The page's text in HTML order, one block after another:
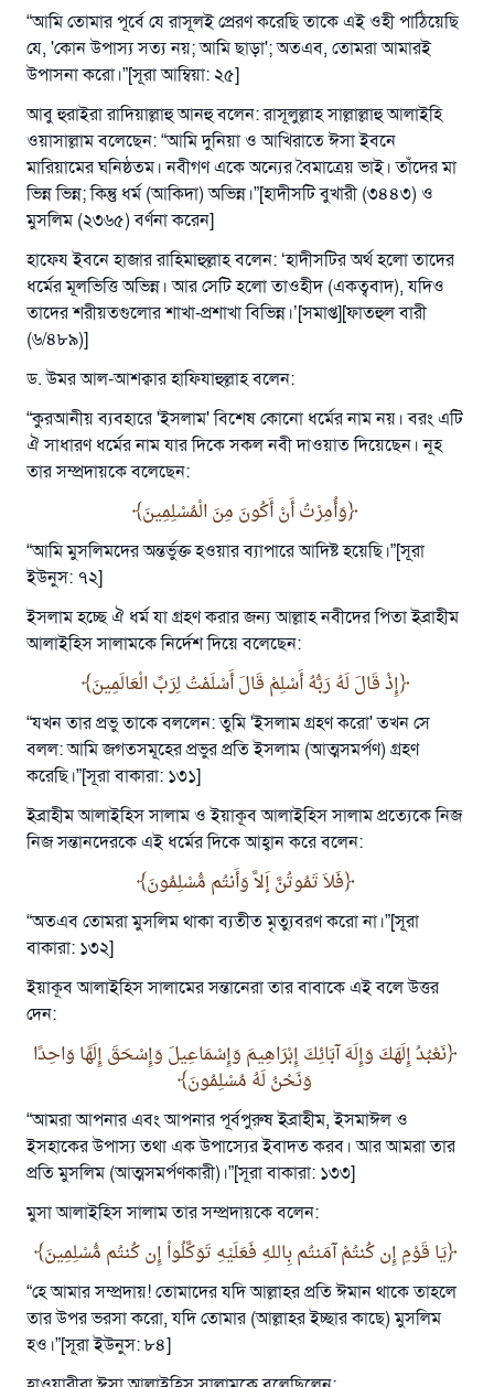
“আমি তোমার পূর্বে যে রাসূলই প্রেরণ করেছি তাকে এই ওহী পাঠিয়েছি
যে, 'কোন উপাস্য সত্য নয়; আমি ছাড়া'; অতএব, তোমরা আমারই
উপাসনা করো।”[সূরা আম্বিয়া: ২৫]
আবু হুরাইরা রাদিয়াল্লাহু আনহু বলেন: রাসূলুল্লাহ সাল্লাল্লাহু আলাইহি
ওয়াসাল্লাম বলেছেন: “আমি দুনিয়া ও আখিরাতে ঈসা ইবনে
মারিয়ামের ঘনিষ্ঠতম। নবী‎গণ একে অন্যের বৈমাত্রেয় ভাই। তাঁদের মা
ভিন্ন ভিন্ন; কিন্তু ধর্ম (আকিদা) অভিন্ন।”[হাদীসটি বুখারী (৩৪৪৩) ও
মুসলিম (২৩৬৫) বর্ণনা করেন]
হাফেয ইবনে হাজার রাহিমাহুল্লাহ বলেন: ‘হাদীসটির অর্থ হলো তাদের
ধর্মের মূলভিত্তি অভিন্ন। আর সেটি হলো তাওহীদ (একত্ববাদ), যদিও
তাদের শরীয়তগুলোর শাখা-প্রশাখা বিভিন্ন।’[সমাপ্ত][ফাতহুল বারী
(৬/৪৮৯)]
ড. উমর আল-আশক্বার হাফিযাহুল্লাহ বলেন:
“কুরআনীয় ব্যবহারে 'ইসলাম' বিশেষ কোনো ধর্মের নাম নয়। বরং এটি
ঐ সাধারণ ধর্মের নাম যার দিকে সকল নবী দাওয়াত দিয়েছেন। নূহ
তার সম্প্রদায়কে বলেছেন:
وَأُمِرْتُ أَنْ أَكُونَ مِنَ الْمُسْلِمِينَ
“আমি মুসলিমদের অন্তর্ভুক্ত হওয়ার ব্যাপারে আদিষ্ট হয়েছি।”[সূরা
ইউনুস: ৭২]
ইসলাম হচ্ছে ঐ ধর্ম যা গ্রহণ করার জন্য আল্লাহ নবীদের পিতা ইব্রাহীম
আলাইহিস সালামকে নির্দেশ দিয়ে বলেছেন:
إِذْ قَالَ لَهُ رَبُّهُ أَسْلِمْ قَالَ أَسْلَمْتُ لِرَبِّ الْعَالَمِينَ
“যখন তার প্রভু তাকে বললেন: তুমি 'ইসলাম গ্রহণ করো' তখন সে
বলল: আমি জগতসমূহের প্রভুর প্রতি ইসলাম (আত্মসমর্পণ) গ্রহণ
করেছি।”[সূরা বাকারা: ১৩১]
ইব্রাহীম আলাইহিস সালাম ও ইয়াকূব আলাইহিস সালাম প্রত্যেকে নিজ
নিজ সন্তানদেরকে এই ধর্মের দিকে আহ্বান করে বলেন:
فَلاَ تَمُوتُنَّ إَلاَّ وَأَنتُم مُّسْلِمُونَ
“অতএব তোমরা মুসলিম থাকা ব্যতীত মৃত্যুবরণ করো না।”[সূরা
বাকারা: ১৩২]
ইয়াকূব আলাইহিস সালামের সন্তানেরা তার বাবাকে এই বলে উত্তর
দেন:
نَعْبُدُ إِلَهَكَ وَإِلَهَ آبَائِكَ إِبْرَاهِيمَ وَإِسْمَاعِيلَ وَإِسْحَقَ إِلَهًا وَاحِدًا
وَنَحْنُ لَهُ مُسْلِمُونَ
“আমরা আপনার এবং আপনার পূর্বপুরুষ ইব্রাহীম, ইসমাঈল ও
ইসহাকের উপাস্য তথা এক উপাস্যের ইবাদত করব। আর আমরা তার
প্রতি মুসলিম (আত্মসমর্পণকারী)।”[সূরা বাকারা: ১৩৩]
মুসা আলাইহিস সালাম তার সম্প্রদায়কে বলেন:
يَا قَوْمِ إِن كُنتُمْ آمَنتُم بِاللهِ فَعَلَيْهِ تَوَكَّلُواْ إِن كُنتُم مُّسْلِمِينَ
“হে আমার সম্প্রদায়! তোমাদের যদি আল্লাহর প্রতি ঈমান থাকে তাহলে
তার উপর ভরসা করো, যদি তোমার (আল্লাহর ইচ্ছার কাছে) মুসলিম
হও।”[সূরা ইউনুস: ৮৪]
উত্তর নম্বর ১১০৮৪৫ একটি বিবাহ রক্ষা